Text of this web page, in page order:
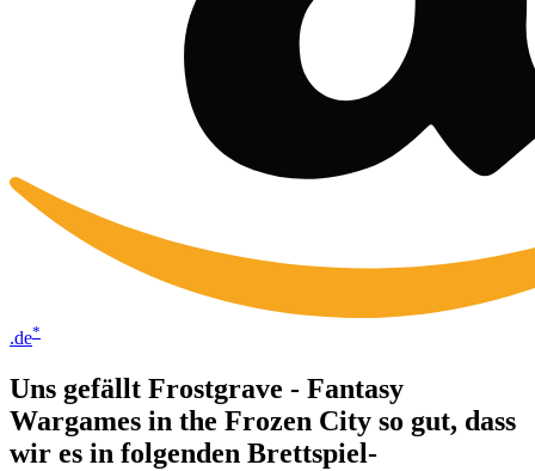
.de*
Uns gefällt Frostgrave - Fantasy
Wargames in the Frozen City so gut, dass
wir es in folgenden Brettspiel-